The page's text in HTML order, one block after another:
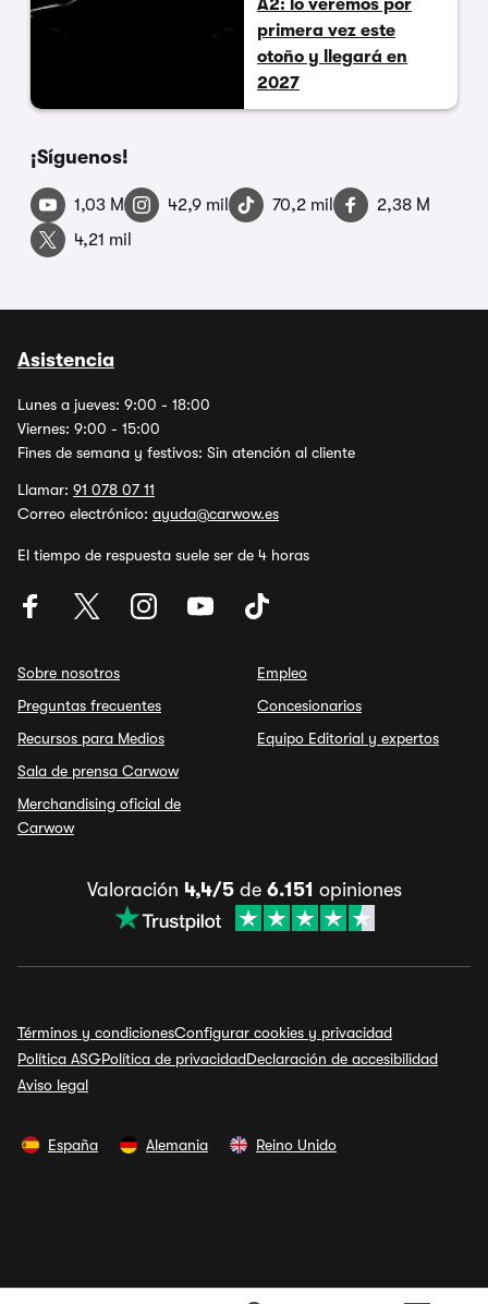
A2: lo veremos por
primera vez este
otoño y llegará en
2027
¡Síguenos!
1,03 M 42,9 mil 70,2 mil
2,38 M
4,21 mil
Asistencia
Lunes a jueves: 9:00 - 18:00
Viernes: 9:00 - 15:00
Fines de semana y festivos: Sin atención al cliente
Llamar: 91 078 07 11
Correo electrónico: ayuda@carwow.es
El tiempo de respuesta suele ser de 4 horas
Sobre nosotros
Preguntas frecuentes
Recursos para Medios
Sala de prensa Carwow
Merchandising oficial de
Carwow
Empleo
Concesionarios
Equipo Editorial y expertos
Valoración 4,4/5de 6.151 opiniones
Términos y condicionesConfigurar cookies y privacidad
Política ASGPolítica de privacidadDeclaración de accesibilidad
Aviso legal
España Alemania Reino Unido